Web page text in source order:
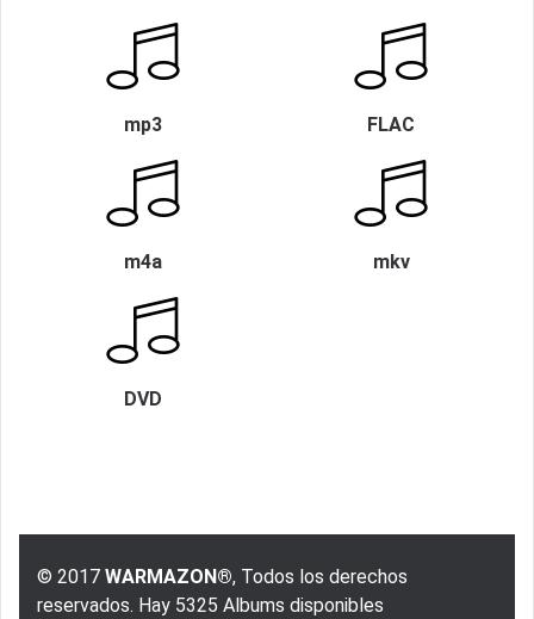
mp3 FLAC
m4a mkv
DVD
© 2017 WARMAZON®, Todos los derechos
reservados. Hay 5325 Albums disponibles